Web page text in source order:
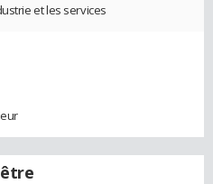
et les services